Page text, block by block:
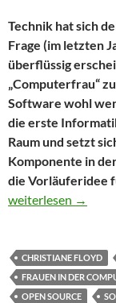
Technik hat sich
Frage (im letzten
überflüssig
„Computerfrau“
Software wohl
die erste
Raum und setzt
Komponente in
die Vorläuferidee
Besser sozial: Der
weiterlesen →
CHRISTIANE FLOYD
FRAUEN IN DER
OPEN SOURCE